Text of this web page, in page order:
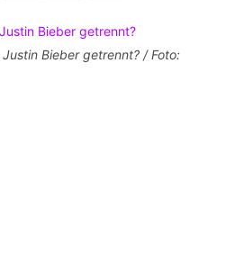
Bieber getrennt? / Foto: